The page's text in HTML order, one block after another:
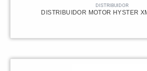
DISTRIBUIDOR
DISTRIBUIDOR MOTOR HYSTER